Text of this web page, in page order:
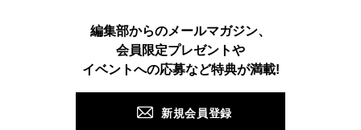
TikTok Facebook Pinterest LINE
編集部からのメールマガジン、
会員限定プレゼントや
イベントへの応募など特典が満載!
新規会員登録